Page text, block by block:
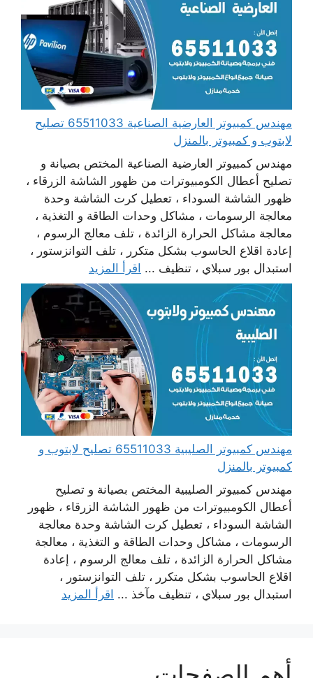
مهندس كمبيوتر العارضية الصناعية 65511033 تصليح
لابتوب و كمبيوتر بالمنزل
مهندس كمبيوتر العارضية الصناعية المختص بصيانة و
تصليح أعطال الكومبيوترات من ظهور الشاشة الزرقاء ،
ظهور الشاشة السوداء ، تعطيل كرت الشاشة وحدة
معالجة الرسومات ، مشاكل وحدات الطاقة و التغذية ،
معالجة مشاكل الحرارة الزائدة ، تلف معالج الرسوم ،
إعادة اقلاع الحاسوب بشكل متكرر ، تلف التوانزستور ،
استبدال بور سبلاي ، تنظيف ... اقرأ المزيد
مهندس كمبيوتر الصليبية 65511033 تصليح لابتوب و
كمبيوتر بالمنزل
مهندس كمبيوتر الصليبية المختص بصيانة و تصليح
أعطال الكومبيوترات من ظهور الشاشة الزرقاء ، ظهور
الشاشة السوداء ، تعطيل كرت الشاشة وحدة معالجة
الرسومات ، مشاكل وحدات الطاقة و التغذية ، معالجة
مشاكل الحرارة الزائدة ، تلف معالج الرسوم ، إعادة
اقلاع الحاسوب بشكل متكرر ، تلف التوانزستور ،
استبدال بور سبلاي ، تنظيف مآخذ ... اقرأ المزيد